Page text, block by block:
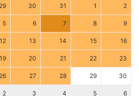
29 30 31 1 2
5 6 7 8 9
12 13 14 15 16
19 20 21 22 23
26 27 28 29 30
2 3 4 5 6